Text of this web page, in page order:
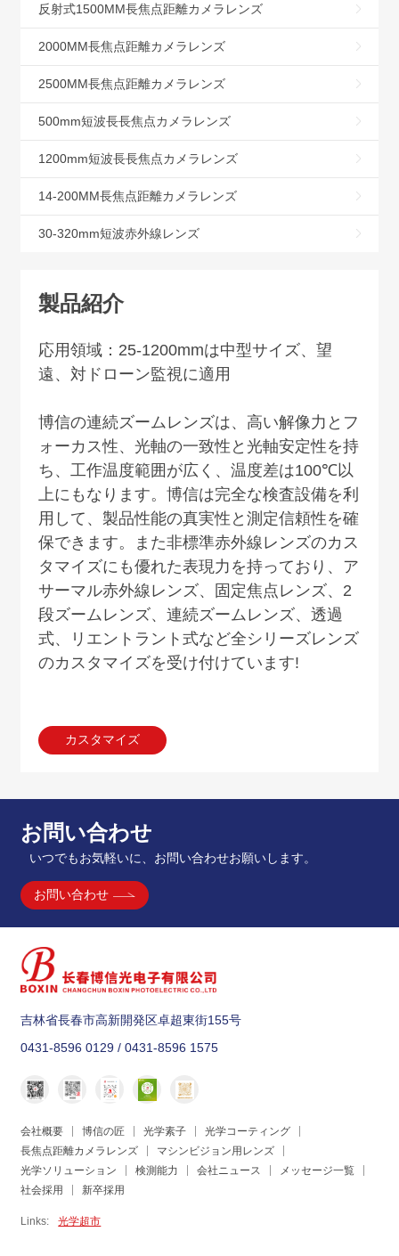
反射式1500MM長焦点距離カメラレンズ
2000MM長焦点距離カメラレンズ
2500MM長焦点距離カメラレンズ
500mm短波長長焦点カメラレンズ
1200mm短波長長焦点カメラレンズ
14-200MM長焦点距離カメラレンズ
30-320mm短波赤外線レンズ
製品紹介
応用領域： 25-1200mmは中型サイズ、望
遠、対ドローン監視に適用
博信の連続ズームレンズは、高い解像力とフ
ォーカス性、光軸の一致性と光軸安定性を持
ち、工作温度範囲が広く、温度差は100℃以
上にもなります。博信は完全な検査設備を利
用して、製品性能の真実性と測定信頼性を確
保できます。また非標準赤外線レンズのカス
タマイズにも優れた表現力を持っており、ア
サーマル赤外線レンズ、固定焦点レンズ、 2
段ズームレンズ、連続ズームレンズ、透過
式、リエントラント式など全シリーズレンズ
のカスタマイズを受け付けています!
カスタマイズ
お問い合わせ
いつでもお気軽いに、お問い合わせお願いします。
お問い合わせ
吉林省長春市高新開発区卓超東街155号
0431-8596 0129 / 0431-8596 1575
会社概要 博信の匠 光学素子
光学コーティング
長焦点距離カメラレンズ
マシンビジョン用レンズ
光学ソリューション
検測能力 会社ニュース
メッセージ一覧
社会採用
新卒採用
Links: 光学超市